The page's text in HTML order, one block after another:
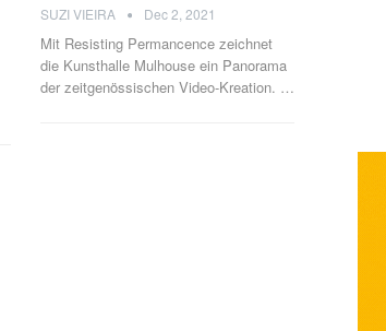
SUZI VIEIRA Dec 2, 2021
Mit Resisting Permancence zeichnet
die Kunsthalle Mulhouse ein Panorama
der zeitgenössischen Video-Kreation. …